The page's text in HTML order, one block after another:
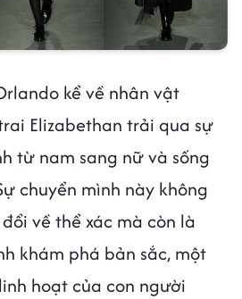
kể về nhân vật
Elizabethan trải qua sự
từ nam sang nữ và sống
chuyển mình này không
về thể xác mà còn là
khám phá bản sắc, một
hoạt của con người